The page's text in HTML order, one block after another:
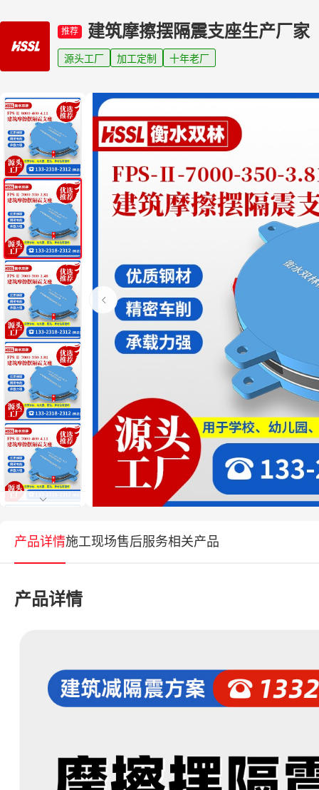
推荐 建筑摩擦摆隔震支座生产厂家
源头工厂 加工定制 十年老厂
产品详情施工现场售后服务相关产品
产品详情